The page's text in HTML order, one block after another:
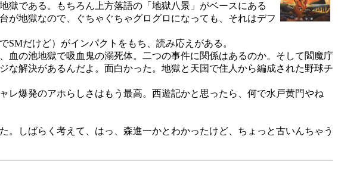
である。もちろん上方落語の「地獄八景」がベースにある
が地獄なので、ぐちゃぐちゃグログロになっても、それはデフ
だけど）がインパクトをもち、読み応えがある。
の池地獄で吸血鬼の溺死体。二つの事件に関係はあるのか。そして閻魔庁
解決があるんだよ。面白かった。地獄と天国で住人から編成された野球チ
爆発のアホらしさはもう最高。西遊記かと思ったら、何で水戸黄門やね
しばらく考えて、はっ、森進一かとわかったけど、ちょっと古いんちゃう